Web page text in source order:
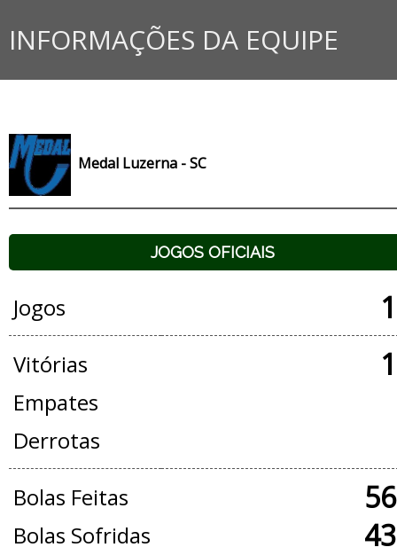
INFORMAÇÕES DA EQUIPE
Medal Luzerna - SC
JOGOS OFICIAIS
Jogos
Vitórias
Empates
Derrotas
Bolas Feitas
Bolas Sofridas